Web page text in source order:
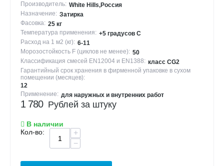
Производитель: White Hills,Россия
Назначение: Затирка
Фасовка: 25 кг
Температура применения: +5 градусов С
Расход на 1 м2 (кг): 6-11
Морозостойкость F (циклов не менее): 50
Классификация смесей EN12004 и EN1388: класс CG2
Гарантийный срок хранения в фирменной упаковке в сухом
помещении (месяцев):
12
Применение: для наружных и внутренних работ
1 780 Рублей за штуку
В наличии
Кол-во:
+
−